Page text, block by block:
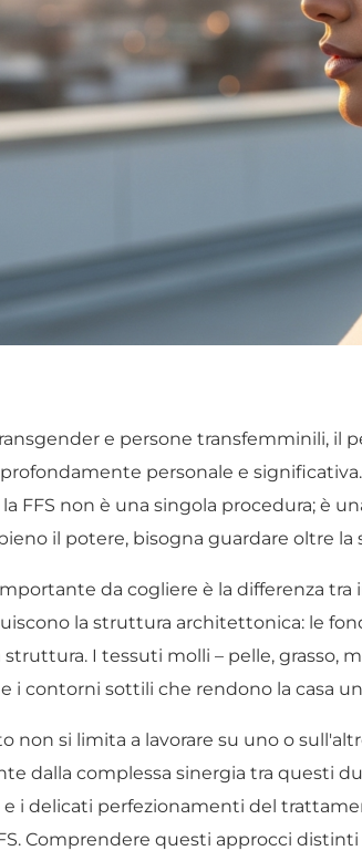
e persone transfemminili, il
personale e
la FFS non è una singola procedura; è
il potere, bisogna guardare oltre la
da cogliere è la differenza
la struttura architettonica: le
I tessuti molli – pelle, grasso,
i contorni sottili che rendono la casa
non si limita a lavorare su uno o
dalla complessa sinergia tra questi
i delicati perfezionamenti del
Comprendere questi approcci